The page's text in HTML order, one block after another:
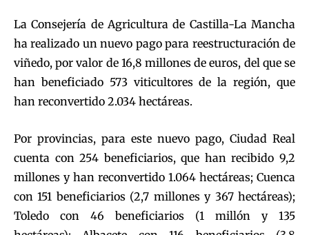
La Consejería de Agricultura de Castilla-La Mancha
ha realizado un nuevo pago para reestructuración de
viñedo, por valor de 16,8 millones de euros, del que se
han beneficiado 573 viticultores de la región, que
han reconvertido 2.034 hectáreas.
Por provincias, para este nuevo pago, Ciudad Real
cuenta con 254 beneficiarios, que han recibido 9,2
millones y han reconvertido 1.064 hectáreas; Cuenca
con 151 beneficiarios (2,7 millones y 367 hectáreas);
Toledo con 46 beneficiarios (1 millón y 135